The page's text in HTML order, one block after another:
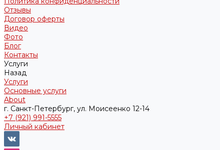
Отзывы
Договор оферты
Видео
Фото
Блог
Контакты
Услуги
Назад
Услуги
Основные услуги
About
г. Санкт-Петербург, ул. Моисеенко 12-14
+7 (921) 991-5555
Личный кабинет